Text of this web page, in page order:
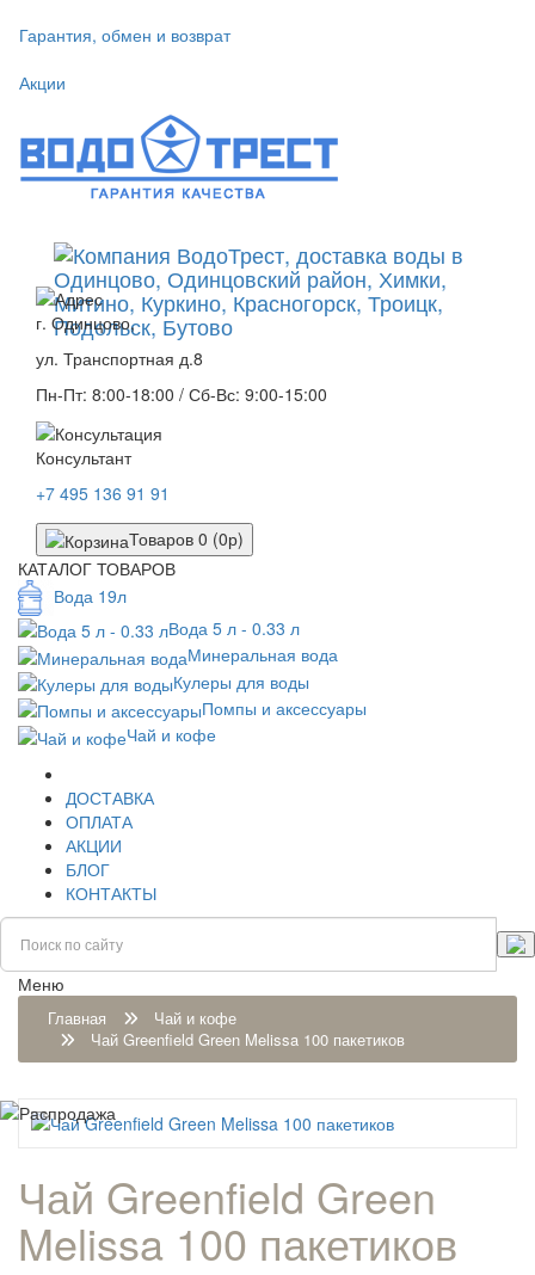
Гарантия, обмен и возврат
Акции
г. Одинцово,
ул. Транспортная д.8
Пн-Пт: 8:00-18:00 / Сб-Вс: 9:00-15:00
Консультант
+7 495 136 91 91
Товаров 0 (0р)
КАТАЛОГ ТОВАРОВ
Вода 19л
Вода 5 л - 0.33 л
Минеральная вода
Кулеры для воды
Помпы и аксессуары
Чай и кофе
ДОСТАВКА
ОПЛАТА
АКЦИИ
БЛОГ
КОНТАКТЫ
Меню
Главная
Чай и кофе
Чай Greenfield Green Melissa 100 пакетиков
Чай Greenfield Green
Melissa 100 пакетиков